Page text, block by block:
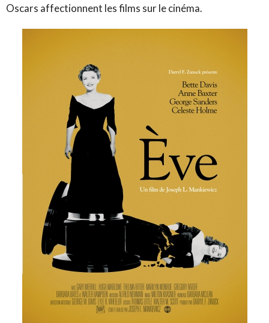
Oscars affectionnent les films sur le cinéma.